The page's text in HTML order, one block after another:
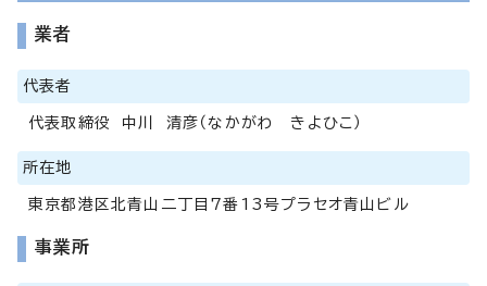
業者
代表者
代表取締役 中川 清彦（なかがわ きよひこ）
所在地
東京都港区北青山二丁目7番13号プラセオ青山ビル
事業所